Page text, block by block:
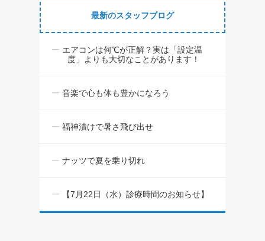
最新のスタッフブログ
エアコンは何℃が正解？実は「設定温
度」よりも大切なことがあります！
音楽で心も体も豊かになろう
福神漬けで暑さ飛び出せ
ナッツで夏を乗り切れ
【7月22日（水）診療時間のお知らせ】